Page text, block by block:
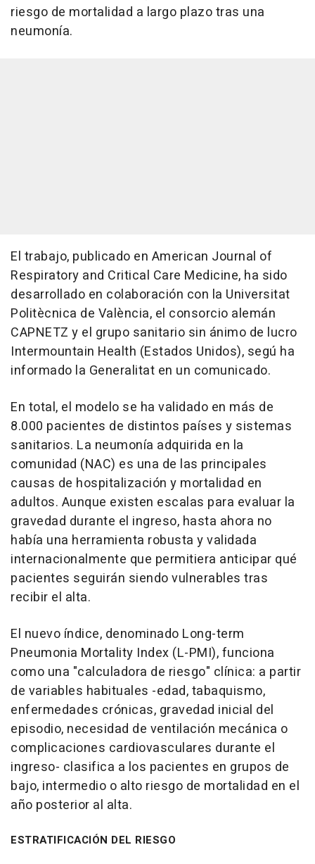
riesgo de mortalidad a largo plazo tras una
neumonía.
El trabajo, publicado en American Journal of
Respiratory and Critical Care Medicine, ha sido
desarrollado en colaboración con la Universitat
Politècnica de València, el consorcio alemán
CAPNETZ y el grupo sanitario sin ánimo de lucro
Intermountain Health (Estados Unidos), segú ha
informado la Generalitat en un comunicado.
En total, el modelo se ha validado en más de
8.000 pacientes de distintos países y sistemas
sanitarios. La neumonía adquirida en la
comunidad (NAC) es una de las principales
causas de hospitalización y mortalidad en
adultos. Aunque existen escalas para evaluar la
gravedad durante el ingreso, hasta ahora no
había una herramienta robusta y validada
internacionalmente que permitiera anticipar qué
pacientes seguirán siendo vulnerables tras
recibir el alta.
El nuevo índice, denominado Long-term
Pneumonia Mortality Index (L-PMI), funciona
como una "calculadora de riesgo" clínica: a partir
de variables habituales -edad, tabaquismo,
enfermedades crónicas, gravedad inicial del
episodio, necesidad de ventilación mecánica o
complicaciones cardiovasculares durante el
ingreso- clasifica a los pacientes en grupos de
bajo, intermedio o alto riesgo de mortalidad en el
año posterior al alta.
ESTRATIFICACIÓN DEL RIESGO